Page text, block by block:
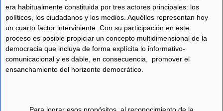
era habitualmente constituida por tres actores principales: los
políticos, los ciudadanos y los medios. Aquéllos representan hoy
un cuarto factor interviniente. Con su participación en este
proceso es posible propiciar un concepto multidimensional de la
democracia que incluya de forma explícita lo informativo-
comunicacional y es dable, en consecuencia,
promover el
ensanchamiento del horizonte democrático.